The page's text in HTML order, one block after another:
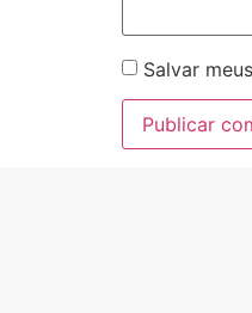
Salvar